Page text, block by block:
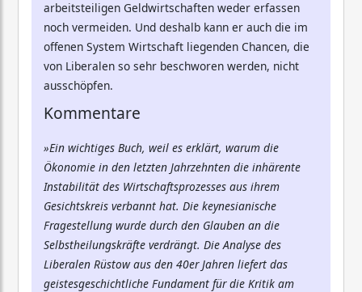
arbeitsteiligen Geldwirtschaften weder erfassen
noch vermeiden. Und deshalb kann er auch die im
offenen System Wirtschaft liegenden Chancen, die
von Liberalen so sehr beschworen werden, nicht
ausschöpfen.
Kommentare
»Ein wichtiges Buch, weil es erklärt, warum die
Ökonomie in den letzten Jahrzehnten die inhärente
Instabilität des Wirtschaftsprozesses aus ihrem
Gesichtskreis verbannt hat. Die keynesianische
Fragestellung wurde durch den Glauben an die
Selbstheilungskräfte verdrängt. Die Analyse des
Liberalen Rüstow aus den 40er Jahren liefert das
geistesgeschichtliche Fundament für die Kritik am